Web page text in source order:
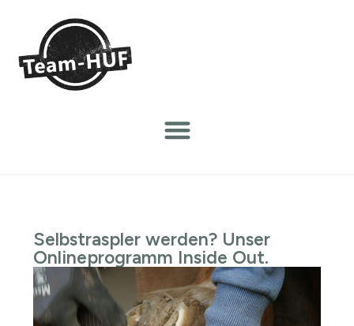
Selbstraspler werden? Unser
Onlineprogramm Inside Out.